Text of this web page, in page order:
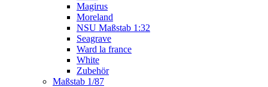
Magirus
Moreland
NSU Maßstab 1:32
Seagrave
Ward la france
White
Zubehör
Maßstab 1/87